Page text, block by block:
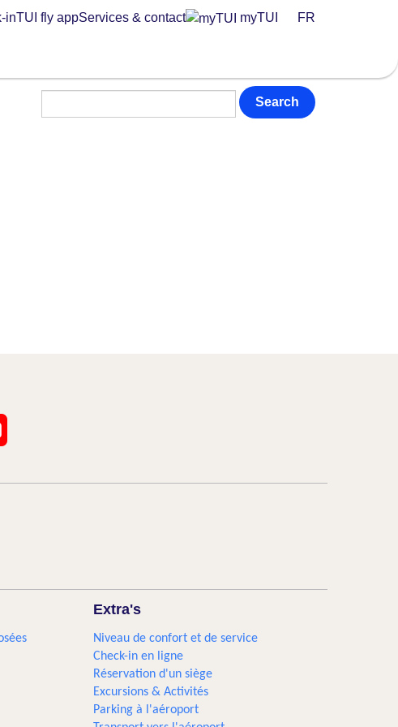
inTUI fly appServices & contact myTUI FR
Search
Extra's
Niveau de confort et de service
Check-in en ligne
Réservation d'un siège
Excursions & Activités​
Parking à l'aéroport